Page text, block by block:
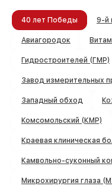
40 лет Победы 9-й
Авиагородок
Гидростроителей (ГМР)
Завод измерительных
Западный обход
Комсомольский (КМР)
Краевая клиническая
Камвольно-суконный
Микрохирургия глаза